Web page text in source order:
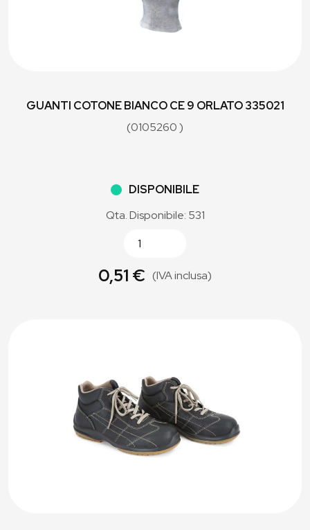
GUANTI COTONE BIANCO CE 9 ORLATO 335021
(0105260 )
DISPONIBILE
Qta. Disponibile: 531
0,51 € (IVA inclusa)